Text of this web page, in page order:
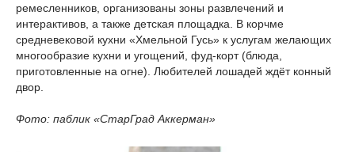
ремесленников, организованы зоны развлечений и
интерактивов, а также детская площадка. В корчме
средневековой кухни «Хмельной Гусь» к услугам желающих
многообразие кухни и угощений, фуд-корт (блюда,
приготовленные на огне). Любителей лошадей ждёт конный
двор.
Фото: паблик «СтарГрад Аккерман»